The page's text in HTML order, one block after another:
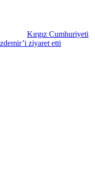
Kırgız Cumhuriyeti
ziyaret etti